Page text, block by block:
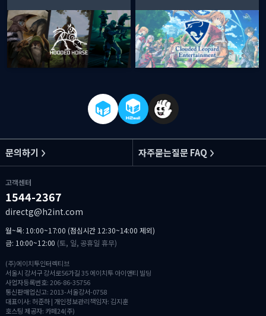
문의하기 자주묻는질문 FAQ
고객센터
1544-2367
directg@h2int.com
월~목: 10:00~17:00 (점심시간 12:30~14:00 제외)
금: 10:00~12:00 (토, 일, 공휴일 휴무)
(주)에이치투인터렉티브
서울시 강서구 강서로56가길 35 에이치투 아이앤티 빌딩
사업자등록번호: 206-86-35756
통신판매업신고: 2013-서울강서-0758
대표이사: 허준하 | 개인정보관리책임자: 김지훈
호스팅 제공자: 카페24(주)